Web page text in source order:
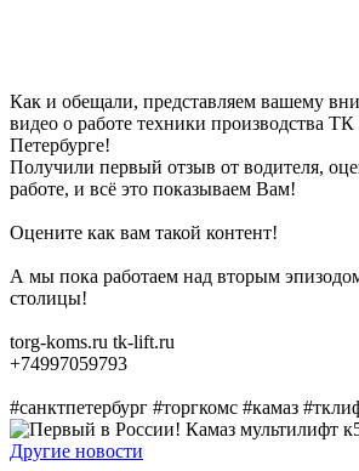
Как и обещали, представляем вашему
видео о работе техники производства
Петербурге!
Получили первый отзыв от водителя,
работе, и всё это показываем Вам!
Оцените как вам такой контент!
А мы пока работаем над вторым
столицы!
torg-koms.ru tk-lift.ru
+74997059793
#санктпетербург #торгкомс #камаз
Другие новости